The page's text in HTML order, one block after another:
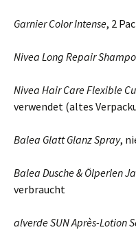
Garnier Color Intense, 2
Nivea Long Repair
Nivea Hair Care Flexible
verwendet (altes
Balea Glatt Glanz Spray,
Balea Dusche & Ölperlen
verbraucht
alverde SUN Après-Lotion